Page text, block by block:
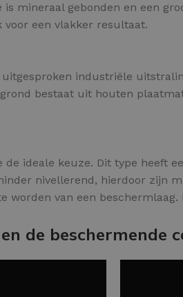
mineraal gebonden en een
een vlakker resultaat.
industriële
bestaat uit houten
ideale keuze. Dit type heeft
nivellerend, hierdoor zijn
worden van een
de beschermende